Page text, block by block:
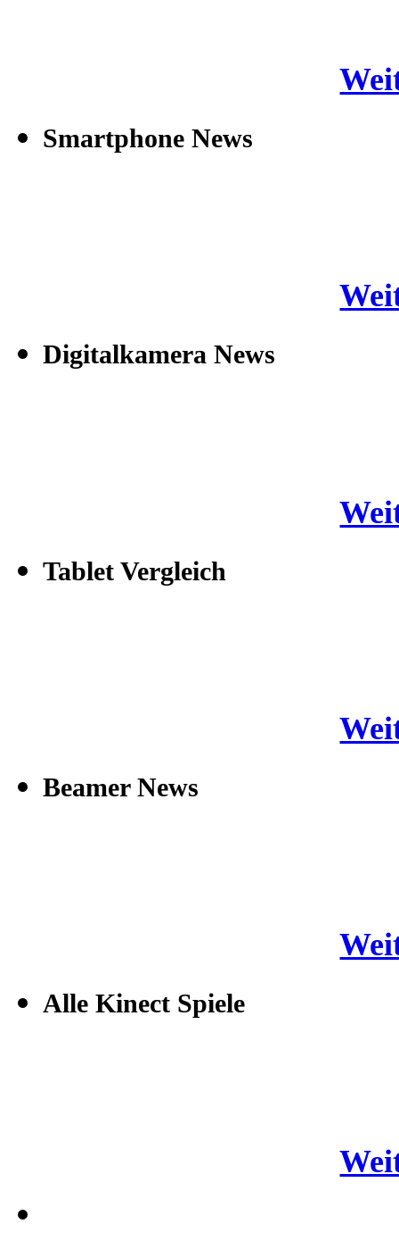
Smartphone News
Digitalkamera News
Tablet Vergleich
Beamer News
Alle Kinect Spiele